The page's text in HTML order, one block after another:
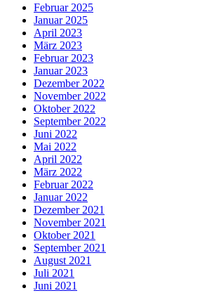
Februar 2025
Januar 2025
April 2023
März 2023
Februar 2023
Januar 2023
Dezember 2022
November 2022
Oktober 2022
September 2022
Juni 2022
Mai 2022
April 2022
März 2022
Februar 2022
Januar 2022
Dezember 2021
November 2021
Oktober 2021
September 2021
August 2021
Juli 2021
Juni 2021